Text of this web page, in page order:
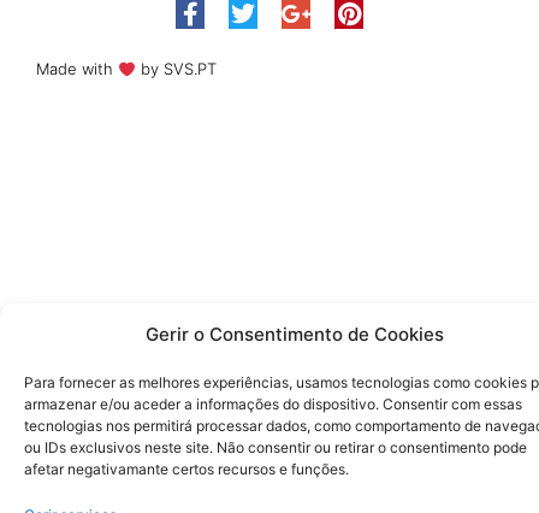
Gerir o Consentimento de Cookies
Para fornecer as melhores experiências, usamos tecnologias como cookies
armazenar e/ou aceder a informações do dispositivo. Consentir com essas
tecnologias nos permitirá processar dados, como comportamento de
ou IDs exclusivos neste site. Não consentir ou retirar o consentimento pode
afetar negativamante certos recursos e funções.
Made with by SVS.PT​​